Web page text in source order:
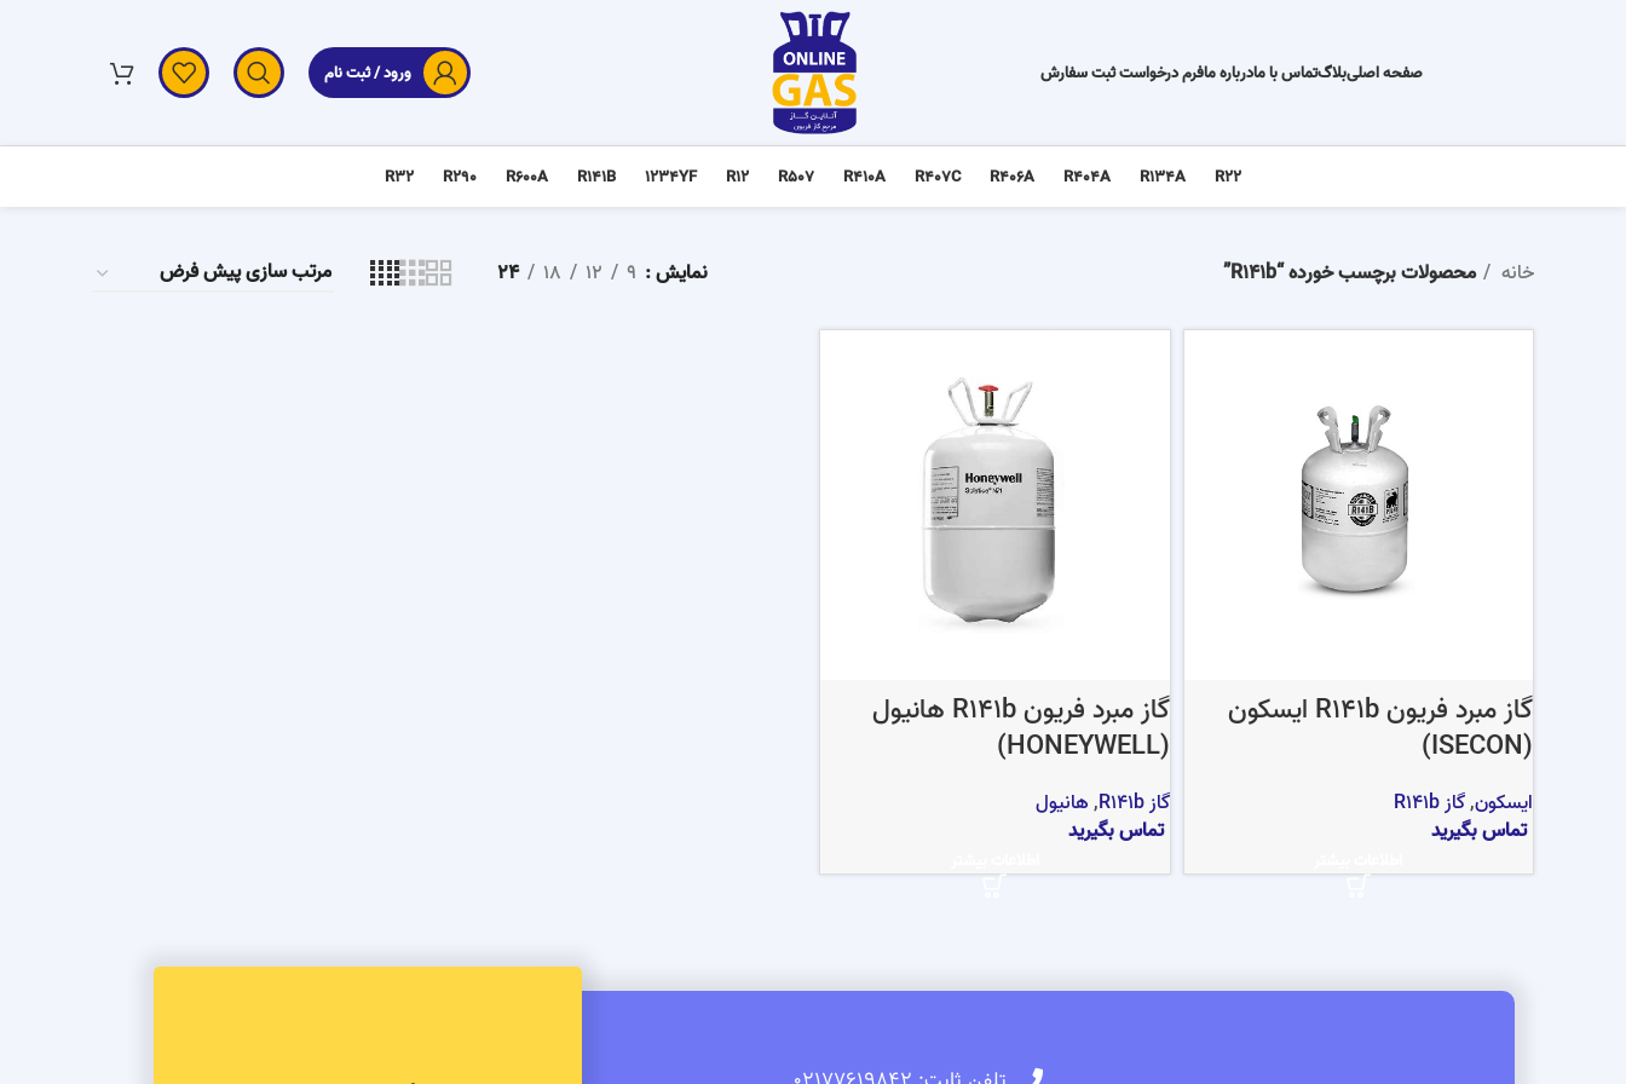
صفحه اصلیبلاگتماس با مادرباره مافرم درخواست ثبت سفارش ورود / ثبت نام
R22
R134A
R404A
R406A
R407C
R410A
R507
R12
1234YF
R141B
R600A
R290
R32
خانه محصولات برچسب خورده “R141b” نمایش 9
12
18
24
گاز مبرد فریون R141b ایسکون
(ISECON)
ایسکون,گاز R141b
تماس بگیرید
گاز مبرد فریون R141b هانیول
(HONEYWELL)
گاز R141b ,هانیول
تماس بگیرید